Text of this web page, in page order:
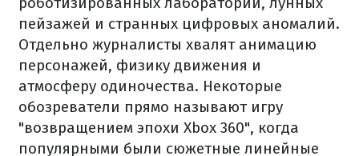
пейзажей и странных цифровых аномалий.
Отдельно журналисты хвалят анимацию
персонажей, физику движения и
атмосферу одиночества. Некоторые
обозреватели прямо называют игру
"возвращением эпохи Xbox 360", когда
популярными были сюжетные линейные